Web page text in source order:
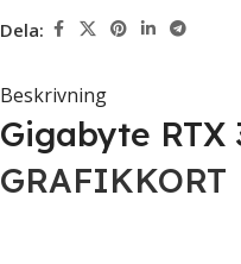
Dela:
Beskrivning
Gigabyte RTX
GRAFIKKORT